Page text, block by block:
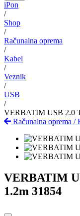
iPon
/
Shop
/
Računalna oprema
/
Kabel
/
Veznik
/
USB
/
VERBATIM USB 2.0
Računalna oprema /
VERBATIM
1.2m 31854